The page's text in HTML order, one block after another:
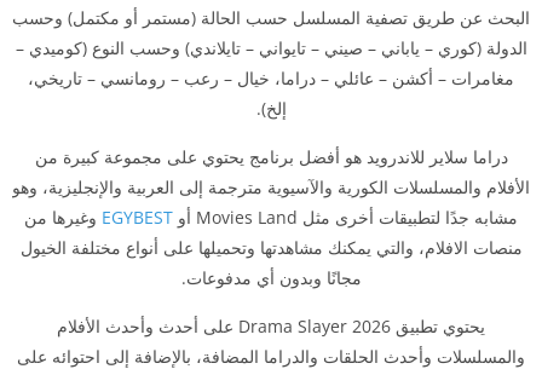
البحث عن طريق تصفية المسلسل حسب الحالة (مستمر أو مكتمل) وحسب
الدولة (كوري – ياباني – صيني – تايواني – تايلاندي) وحسب النوع (كوميدي –
مغامرات – أكشن – عائلي – دراما، خيال – رعب – رومانسي – تاريخي،
إلخ).
دراما سلاير للاندرويد هو أفضل برنامج يحتوي على مجموعة كبيرة من
الأفلام والمسلسلات الكورية والآسيوية مترجمة إلى العربية والإنجليزية، وهو
مشابه جدًا لتطبيقات أخرى مثل Movies Land أو
EGYBEST وغيرها من
منصات الافلام، والتي يمكنك مشاهدتها وتحميلها على أنواع مختلفة الخيول
مجانًا وبدون أي مدفوعات.
يحتوي تطبيق Drama Slayer 2026 على أحدث وأحدث الأفلام
والمسلسلات وأحدث الحلقات والدراما المضافة، بالإضافة إلى احتوائه على